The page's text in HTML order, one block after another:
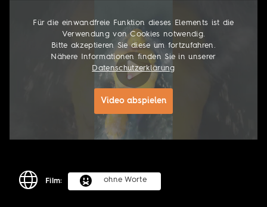
Für die einwandfreie Funktion dieses Elements ist die
Verwendung von Cookies notwendig.
Bitte akzeptieren Sie diese um fortzufahren.
Nähere Informationen finden Sie in unserer
Datenschutzerklärung
Video abspielen
Film: ohne Worte